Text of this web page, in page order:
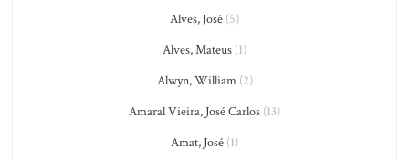
Alves, José (5)
Alves, Mateus (1)
Alwyn, William(2)
Amaral Vieira, José Carlos (13)
Amat, José (1)